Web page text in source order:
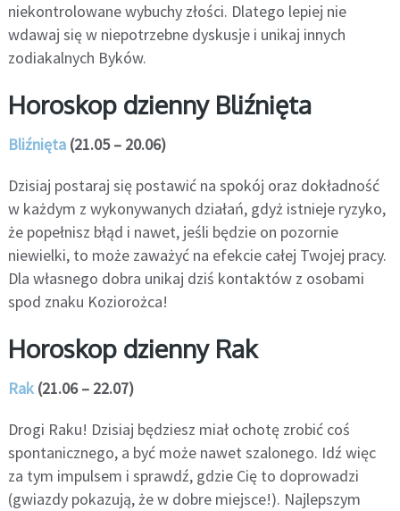
niekontrolowane wybuchy złości. Dlatego lepiej nie
wdawaj się w niepotrzebne dyskusje i unikaj innych
zodiakalnych Byków.
Horoskop dzienny Bliźnięta
Bliźnięta(21.05 – 20.06)
Dzisiaj postaraj się postawić na spokój oraz dokładność
w każdym z wykonywanych działań, gdyż istnieje ryzyko,
że popełnisz błąd i nawet, jeśli będzie on pozornie
niewielki, to może zaważyć na efekcie całej Twojej pracy.
Dla własnego dobra unikaj dziś kontaktów z osobami
spod znaku Koziorożca!
Horoskop dzienny Rak
Rak(21.06 – 22.07)
Drogi Raku! Dzisiaj będziesz miał ochotę zrobić coś
spontanicznego, a być może nawet szalonego. Idź więc
za tym impulsem i sprawdź, gdzie Cię to doprowadzi
(gwiazdy pokazują, że w dobre miejsce!). Najlepszym